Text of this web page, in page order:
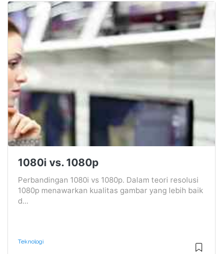
1080i vs. 1080p
Perbandingan 1080i vs 1080p. Dalam teori resolusi
1080p menawarkan kualitas gambar yang lebih baik
d...
Teknologi